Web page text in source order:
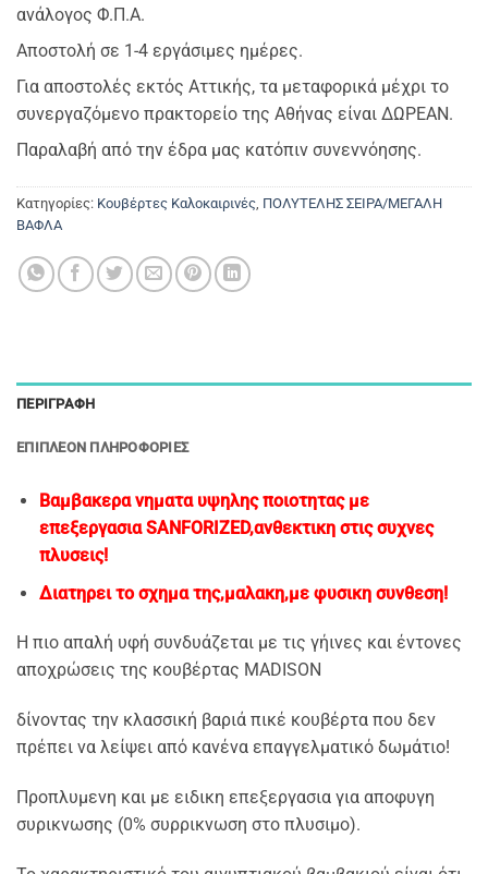
ανάλογος Φ.Π.Α.
Αποστολή σε 1-4 εργάσιμες ημέρες.
Για αποστολές εκτός Αττικής, τα μεταφορικά μέχρι το
συνεργαζόμενο πρακτορείο της Αθήνας είναι ΔΩΡΕΑΝ.
Παραλαβή από την έδρα μας κατόπιν συνεννόησης.
Κατηγορίες: Κουβέρτες Καλοκαιρινές, ΠΟΛΥΤΕΛΗΣ ΣΕΙΡΑ/ΜΕΓΑΛΗ
ΒΑΦΛΑ
ΠΕΡΙΓΡΑΦΉ
ΕΠΙΠΛΈΟΝ ΠΛΗΡΟΦΟΡΊΕΣ
Βαμβακερα νηματα υψηλης ποιοτητας με
επεξεργασια SANFORIZED,ανθεκτικη στις συχνες
πλυσεις!
Διατηρει το σχημα της,μαλακη,με φυσικη συνθεση!
Η πιο απαλή υφή συνδυάζεται με τις γήινες και έντονες
αποχρώσεις της κουβέρτας MADISON
δίνοντας την κλασσική βαριά πικέ κουβέρτα που δεν
πρέπει να λείψει από κανένα επαγγελματικό δωμάτιο!
Προπλυμενη και με ειδικη επεξεργασια για αποφυγη
συρικνωσης (0% συρρικνωση στο πλυσιμο).